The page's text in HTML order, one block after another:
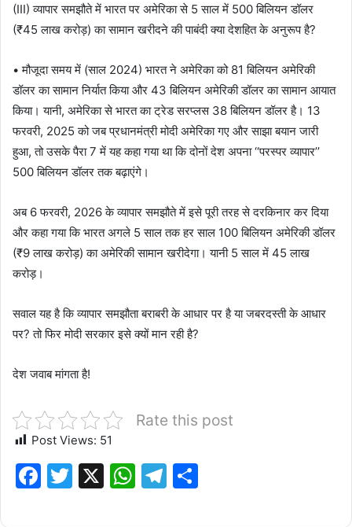
(III) व्यापार समझौते में भारत पर अमेरिका से 5 साल में 500 बिलियन डॉलर
(₹45 लाख करोड़) का सामान खरीदने की पाबंदी क्या देशहित के अनुरूप है?
• मौजूदा समय में (साल 2024) भारत ने अमेरिका को 81 बिलियन अमेरिकी
डॉलर का सामान निर्यात किया और 43 बिलियन अमेरिकी डॉलर का सामान आयात
किया। यानी, अमेरिका से भारत का ट्रेड सरप्लस 38 बिलियन डॉलर है। 13
फरवरी, 2025 को जब प्रधानमंत्री मोदी अमेरिका गए और साझा बयान जारी
हुआ, तो उसके पैरा 7 में यह कहा गया था कि दोनों देश अपना ‘‘परस्पर व्यापार’’
500 बिलियन डॉलर तक बढ़ाएंगे।
अब 6 फरवरी, 2026 के व्यापार समझौते में इसे पूरी तरह से दरकिनार कर दिया
और कहा गया कि भारत अगले 5 साल तक हर साल 100 बिलियन अमेरिकी डॉलर
(₹9 लाख करोड़) का अमेरिकी सामान खरीदेगा। यानी 5 साल में 45 लाख
करोड़।
सवाल यह है कि व्यापार समझौता बराबरी के आधार पर है या जबरदस्ती के आधार
पर? तो फिर मोदी सरकार इसे क्यों मान रही है?
देश जवाब मांगता है!
Rate this post
Post Views: 51
F
T
X
W T